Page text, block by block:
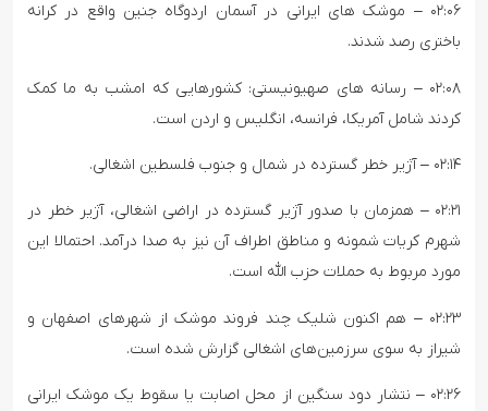
۰۲:۰۶ – موشک های ایرانی در آسمان اردوگاه جنین واقع در کرانه
باختری رصد شدند.
۰۲:۰۸ – رسانه های صهیونیستی: کشورهایی که امشب به ما کمک
کردند شامل آمریکا، فرانسه، انگلیس و اردن است.
۰۲:۱۴ – آژیر خطر گسترده در شمال و جنوب فلسطین اشغالی.
۰۲:۲۱ – همزمان با صدور آژیر گسترده در اراضی اشغالی، آژیر خطر در
شهرم کریات شمونه و مناطق اطراف آن نیز به صدا درآمد. احتمالا این
مورد مربوط به حملات حزب الله است.
۰۲:۲۳ – هم اکنون شلیک چند فروند موشک از شهرهای اصفهان و
شیراز به سوی سرزمین‌های اشغالی گزارش شده است.
۰۲:۲۶ – نتشار دود سنگین از محل اصابت یا سقوط یک موشک ایرانی